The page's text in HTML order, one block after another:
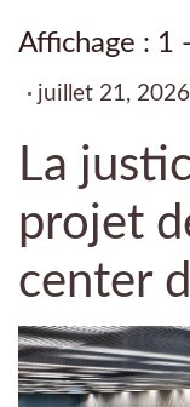
Affichage : 1
juillet 21, 2026
La
projet
center